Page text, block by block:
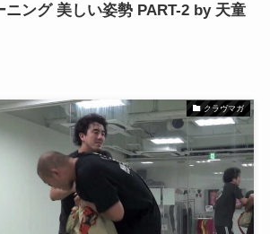
ニング 美しい姿勢 PART-2 by 天童
クラヴマガ